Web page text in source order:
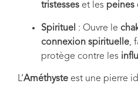
tristesses et les
Spirituel : Ouvre le
connexion spirituelle,
protège contre les
L’Améthyste est une pierre